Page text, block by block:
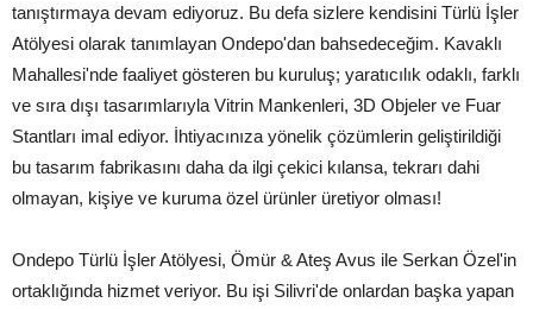
tanıştırmaya devam ediyoruz. Bu defa sizlere kendisini Türlü İşler
Atölyesi olarak tanımlayan Ondepo'dan bahsedeceğim. Kavaklı
Mahallesi'nde faaliyet gösteren bu kuruluş; yaratıcılık odaklı, farklı
ve sıra dışı tasarımlarıyla Vitrin Mankenleri, 3D Objeler ve Fuar
Stantları imal ediyor. İhtiyacınıza yönelik çözümlerin geliştirildiği
bu tasarım fabrikasını daha da ilgi çekici kılansa, tekrarı dahi
olmayan, kişiye ve kuruma özel ürünler üretiyor olması!
Ondepo Türlü İşler Atölyesi, Ömür & Ateş Avus ile Serkan Özel'in
ortaklığında hizmet veriyor. Bu işi Silivri'de onlardan başka yapan